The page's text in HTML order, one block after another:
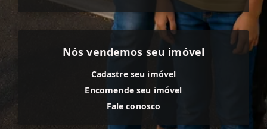
Nós vendemos seu imóvel
Cadastre seu imóvel
Encomende seu imóvel
Fale conosco